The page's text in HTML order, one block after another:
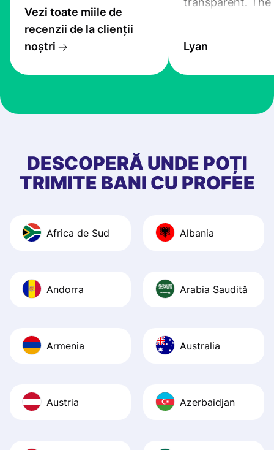
Vezi toate miile de
recenzii de la clienții
noștri
the exchange
at Profee is very
first started
app, and they
quick to provide
Lyan
DESCOPERĂ UNDE POȚI
TRIMITE BANI CU PROFEE
Africa de Sud Albania
Andorra Arabia Saudită
Armenia Australia
Austria Azerbaidjan